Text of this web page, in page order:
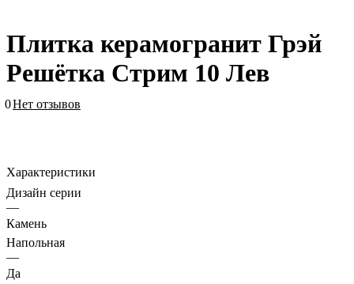
Плитка керамогранит Грэй
Решётка Стрим 10 Лев
0Нет отзывов
Характеристики
Дизайн серии
—
Камень
Напольная
—
Да